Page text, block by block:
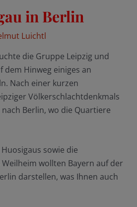
in Berlin
Luichtl
die Gruppe Leipzig und
dem Hinweg einiges an
Nach einer kurzen
Völkerschlachtdenkmals
Berlin, wo die Quartiere
sowie die
wollten Bayern auf der
darstellen, was Ihnen auch